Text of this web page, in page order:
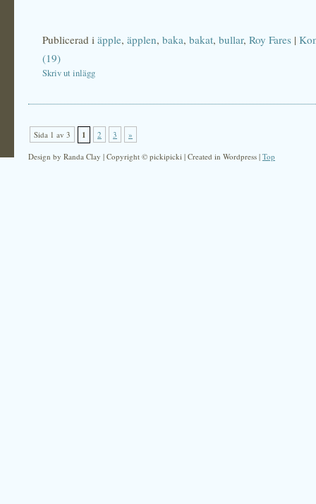
Publicerad i äpple, äpplen, baka, bakat, bullar, Roy Fares |
(19)
Skriv ut inlägg
Sida 1 av 3 1 2 3 »
Design by Randa Clay | Copyright © pickipicki | Created in Wordpress | Top